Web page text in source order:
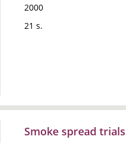
2000
21 s.
Smoke spread